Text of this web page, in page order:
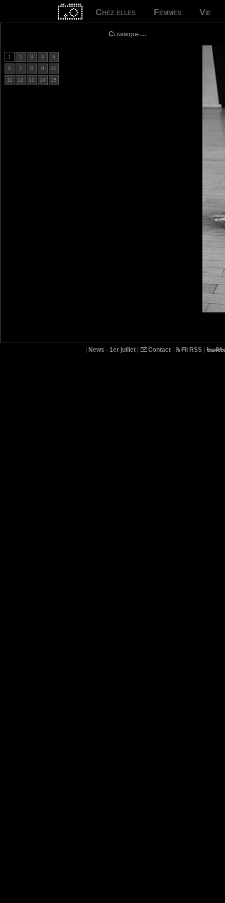
Chez elles Femmes Vie
Classique…
1 2 3 4 5
6 7 8 9 10
11 12 13 14 15
News - 1er juillet Contact Fil RSS